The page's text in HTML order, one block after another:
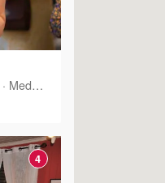
· Medbrakt drikke tillatt
4